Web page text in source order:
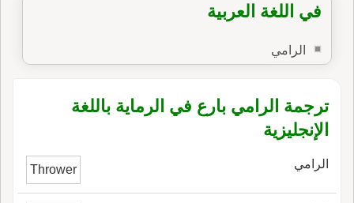
في اللغة العربية
الرامي
ترجمة الرامي بارع في الرماية باللغة
الإنجليزية
الرامي Thrower